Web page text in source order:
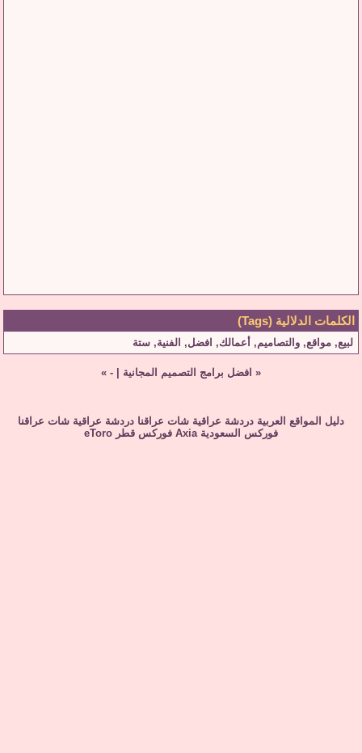
الكلمات الدلالية (Tags)
لبيع, مواقع, والتصاميم, أعمالك, افضل, الفنية, ستة
« افضل برامج التصميم المجانية -
»
دليل المواقع العربية دردشة عراقية شات عراقنا دردشة عراقية شات عراقنا
فوركس السعودية Axia فوركس قطر eToro